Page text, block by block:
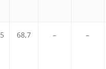
68,7 – –